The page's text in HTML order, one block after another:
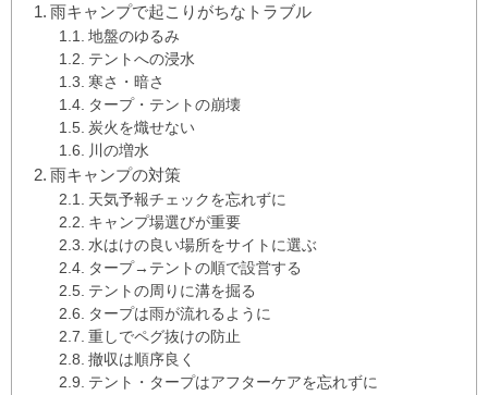
雨キャンプで起こりがちなトラブル
地盤のゆるみ
テントへの浸水
寒さ・暗さ
タープ・テントの崩壊
炭火を熾せない
川の増水
雨キャンプの対策
天気予報チェックを忘れずに
キャンプ場選びが重要
水はけの良い場所をサイトに選ぶ
タープ→テントの順で設営する
テントの周りに溝を掘る
タープは雨が流れるように
重しでペグ抜けの防止
撤収は順序良く
テント・タープはアフターケアを忘れずに